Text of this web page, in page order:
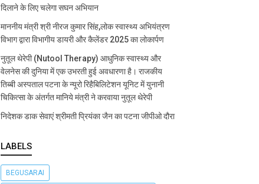
दिलाने के लिए चलेगा सघन अभियान
माननीय मंत्री श्री नीरज कुमार सिंह,लोक स्वास्थ्य अभियंत्रण
विभाग द्वारा विभागीय डायरी और कैलेंडर 2025 का लोकार्पण
नुतूल थेरेपी (Nutool Therapy) आधुनिक स्वास्थ्य और
वेलनेस की दुनिया में एक उभरती हुई अवधारणा है। राजकीय
तिब्बी अस्पताल पटना के न्यूरो रिहैबिलिटेशन यूनिट में युनानी
चिकित्सा के अंतर्गत मानिये मंत्री ने करवाया नुतूल थेरेपी
निदेशक डाक सेवाएं श्रीमती प्रियंका जैन का पटना जीपीओ दौरा
LABELS
BEGUSARAI